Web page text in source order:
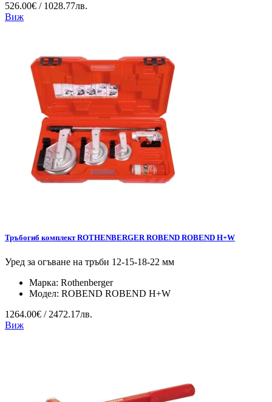
526.00€ / 1028.77лв.
Виж
Тръбогиб комплект ROTHENBERGER ROBEND ROBEND H+W
Уред за огъване на тръби 12-15-18-22 мм
Марка: Rothenberger
Модел: ROBEND ROBEND H+W
1264.00€ / 2472.17лв.
Виж